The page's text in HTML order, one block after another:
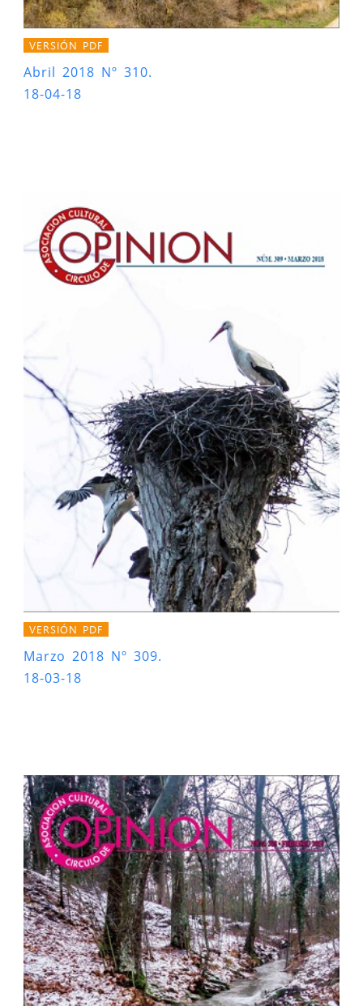
VERSIÓN PDF
Abril 2018 Nº 310.
18-04-18
VERSIÓN PDF
Marzo 2018 Nº 309.
18-03-18